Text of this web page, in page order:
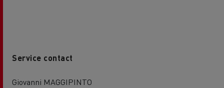
Service contact
Giovanni MAGGIPINTO